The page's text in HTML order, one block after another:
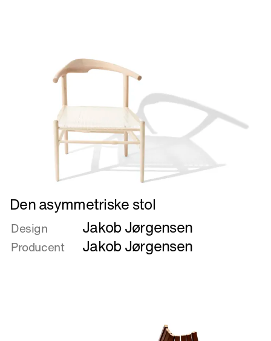
Læs
mere
om
Den
asymmetriske
Den asymmetriske stol
Design Jakob Jørgensen
Producent Jakob Jørgensen